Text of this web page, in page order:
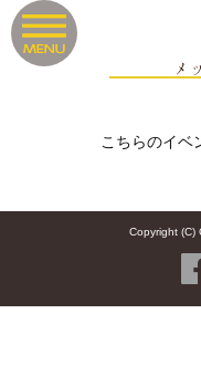
メ
こちらのイベ
Copyright (C)